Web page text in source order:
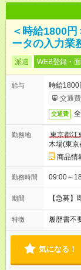
＜時給1800
ータの入力業
派遣 WEB登録・
給与
時給1800
交通
交通費
勤務地
東京都江
木場(東
商品情
勤務時間 09:00～
期間 【急募
特徴 履歴書不
気になる！